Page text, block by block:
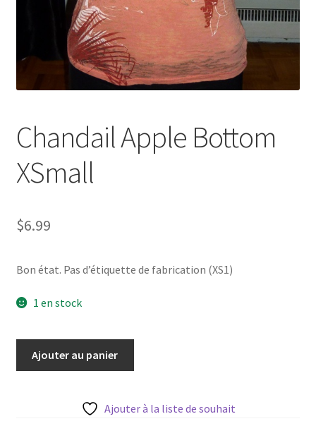
Chandail Apple Bottom
XSmall
$6.99
Bon état. Pas d’étiquette de fabrication (XS1)
1 en stock
Ajouter au panier
Ajouter à la liste de souhait